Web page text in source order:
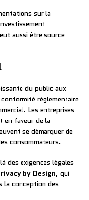
sur la
aussi être source
du public aux
réglementaire
Les entreprises
en faveur de la
se démarquer de
consommateurs.
des exigences légales
by Design, qui
la conception des